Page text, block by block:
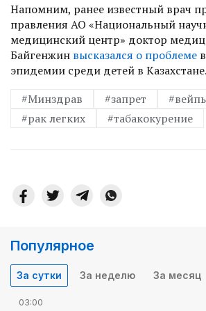
Напомним, ранее известный врач
правления АО «Национальный
медицинский центр» доктор
Байгенжин высказался о проблеме
эпидемии среди детей в Казахстане.
#Минздрав
#запрет
#рак легких
#табакокурение
Популярное
За сутки За неделю За месяц
03:00